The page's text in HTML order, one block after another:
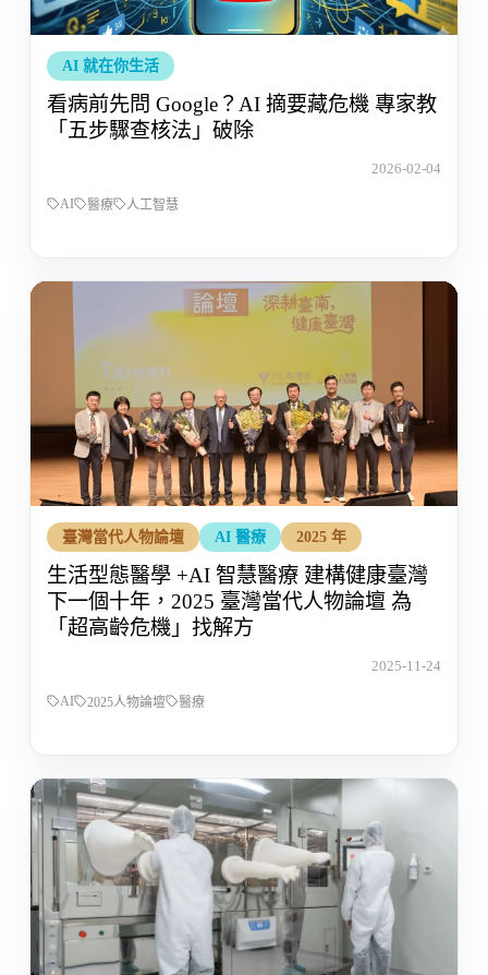
AI 就在你生活
看病前先問 Google？AI 摘要藏危機 專家教
「五步驟查核法」破除
2026-02-04
AI 醫療 人工智慧
臺灣當代人物論壇 AI 醫療 2025 年
生活型態醫學 +AI 智慧醫療 建構健康臺灣
下一個十年，2025 臺灣當代人物論壇 為
「超高齡危機」找解方
2025-11-24
AI 2025人物論壇 醫療